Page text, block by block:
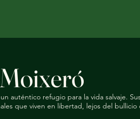
auténtico refugio para la vida salvaje.
que viven en libertad, lejos del bullicio